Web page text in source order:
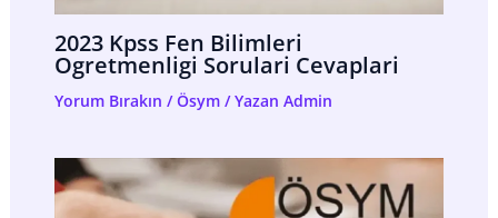
2023 Kpss Fen Bilimleri
Ogretmenligi Sorulari Cevaplari
Yorum Bırakın /Ösym/ Yazan Admin